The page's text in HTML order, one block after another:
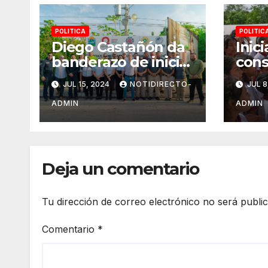
POLITICA
Diego Castañón da
banderazo de inicio
a Operativo Verano
Seguro 2024
JUL 15, 2024 NOTIDIRECTO-
ADMIN
JUL
ADMIN
Deja un comentario
Tu dirección de correo electrónico no será
Comentario *